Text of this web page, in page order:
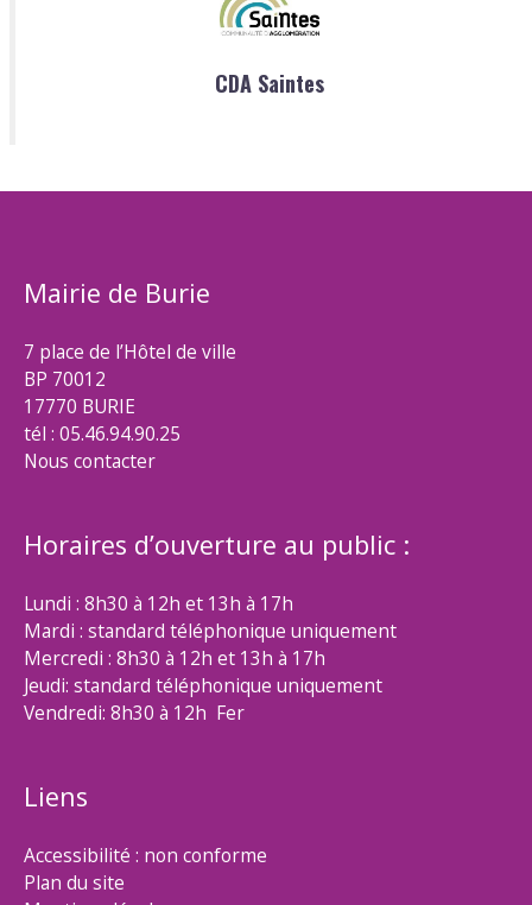
CDA Saintes
Mairie de Burie
7 place de l’Hôtel de ville
BP 70012
17770 BURIE
tél : 05.46.94.90.25
Nous contacter
Horaires d’ouverture au public :
Lundi : 8h30 à 12h et 13h à 17h
Mardi : standard téléphonique uniquement
Mercredi : 8h30 à 12h et 13h à 17h
Jeudi: standard téléphonique uniquement
Vendredi: 8h30 à 12h Fer
Liens
Accessibilité : non conforme
Plan du site